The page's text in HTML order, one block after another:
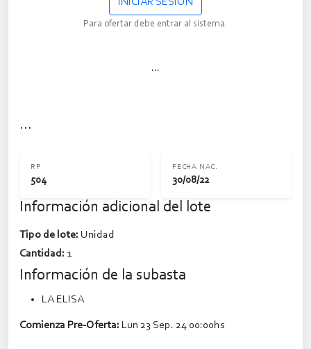
INICIAR SESIÓN
Para ofertar debe entrar al sistema.
...
...
RP
504
FECHA NAC.
30/08/22
Información adicional del lote
Tipo de lote: Unidad
Cantidad: 1
Información de la subasta
LA ELISA
Comienza Pre-Oferta: Lun 23 Sep. 24 00:00hs